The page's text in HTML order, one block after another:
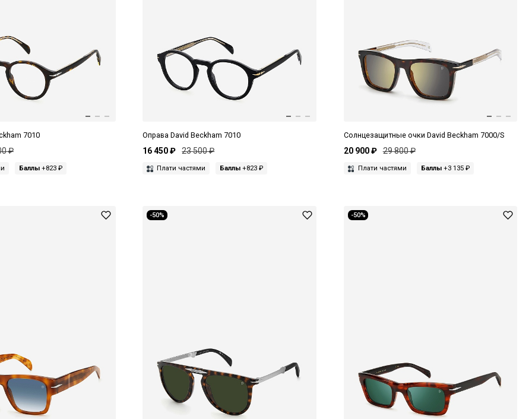
7010
₽
Баллы +823 ₽
Оправа David Beckham 7010
16 450 ₽ 23 500 ₽
Плати частями Баллы +823 ₽
Солнцезащитные очки David Beckham 7000/S
20 900 ₽ 29 800 ₽
Плати частями Баллы+3 135 ₽
-50% -50%